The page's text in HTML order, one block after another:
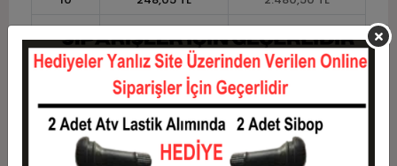
11
227,36 TL
2.501,00 TL
12
211,83 TL 2.542,00 TL
Taksit Taksit Tutarı
Toplam Tutar